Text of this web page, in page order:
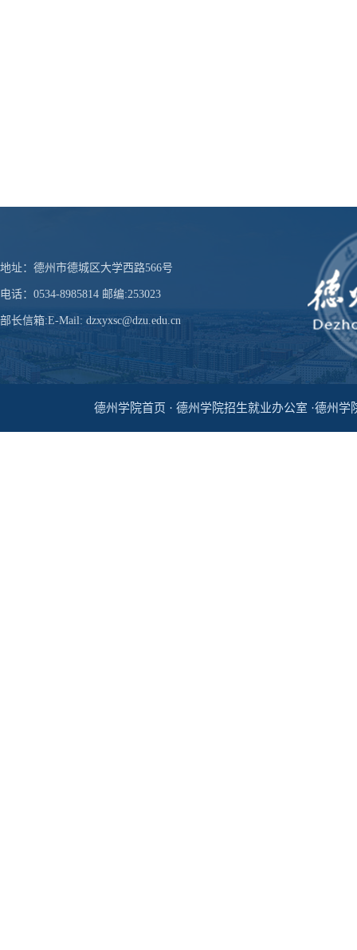
地址：德州市德城区大学西路566号
电话：0534-8985814 邮编:253023
部长信箱:E-Mail: dzxyxsc@dzu.edu.cn
德州学院首页 · 德州学院招生就业办公室 ·德州